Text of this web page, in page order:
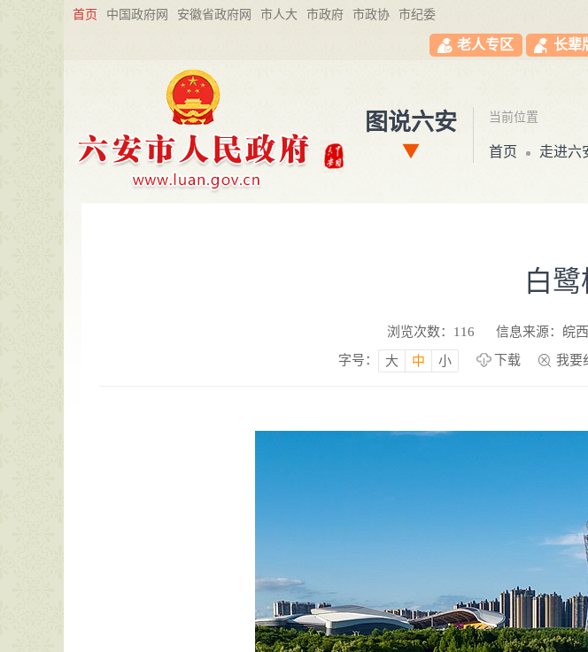
首页 中国政府网 安徽省政府网 市人大 市政府 市政协 市纪委
老人专区 长辈
图说六安 当前位置
首页 走进六
白
浏览次数： 116 信息来源：皖
字号：
大 中 小 下载 我要